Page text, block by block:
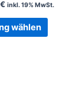
€ inkl. 19% MwSt.
wählen
können
auf
der